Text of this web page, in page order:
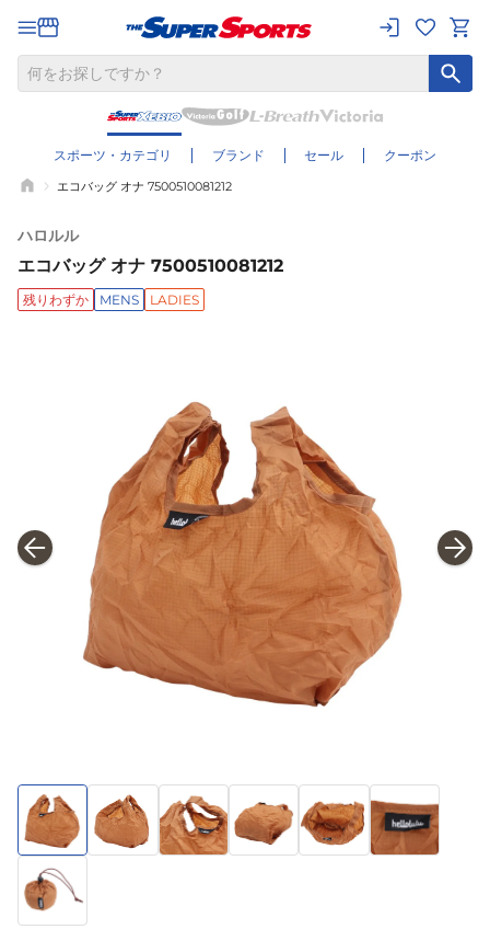
スポーツ・カテゴリ ブランド セール クーポン
エコバッグ オナ 7500510081212
ハロルル
エコバッグ オナ 7500510081212
残りわずか MENS LADIES